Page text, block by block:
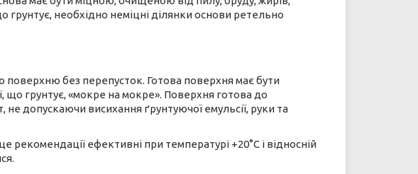
необхідно неміцні ділянки основи ретельно
без перепусток. Готова поверхня має бути
що грунтує, «мокре на мокре». Поверхня готова до
не допускаючи висихання ґрунтуючої емульсії, руки та
рекомендації ефективні при температурі +20°С і відносній